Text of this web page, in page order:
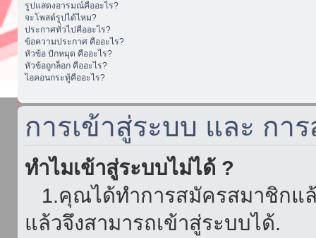
รูปแสดงอารมณ์คืออะไร?
จะโพสต์รูปได้ไหม?
ประกาศทั่วไปคืออะไร?
ข้อความประกาศ คืออะไร?
หัวข้อ ปักหมุด คืออะไร?
หัวข้อถูกล็อก คืออะไร?
ไอคอนกระทู้คืออะไร?
การเข้าสู่ระบบ และ กา
ทำไมเข้าสู่ระบบไม่ได้ ?
1.คุณได้ทำการสมัครสมาชิกแ
แล้วจึงสามารถเข้าสู่ระบบได้.